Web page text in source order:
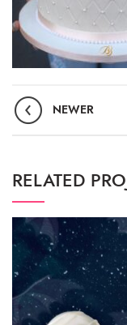
NEWER
RELATED